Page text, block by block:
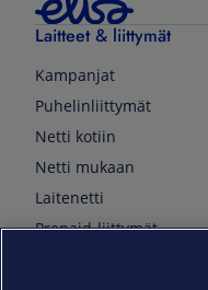
Laitteet & liittymät
Kampanjat
Puhelinliittymät
Netti kotiin
Netti mukaan
Laitenetti
Prepaid-liittymät